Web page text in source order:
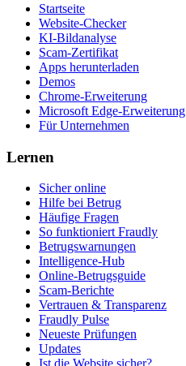
Startseite
Website-Checker
KI-Bildanalyse
Scam-Zertifikat
Apps herunterladen
Demos
Chrome-Erweiterung
Microsoft Edge-Erweiterung
Für Unternehmen
Lernen
Sicher online
Hilfe bei Betrug
Häufige Fragen
So funktioniert Fraudly
Betrugswarnungen
Intelligence-Hub
Online-Betrugsguide
Scam-Berichte
Vertrauen & Transparenz
Fraudly Pulse
Neueste Prüfungen
Updates